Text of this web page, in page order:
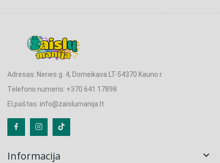
Adresas: Neries g. 4, Domeikava LT-54370 Kauno r.
Telefono numeris: +370 641 17898
El.paštas: info@zaislumanija.lt
Informacija 